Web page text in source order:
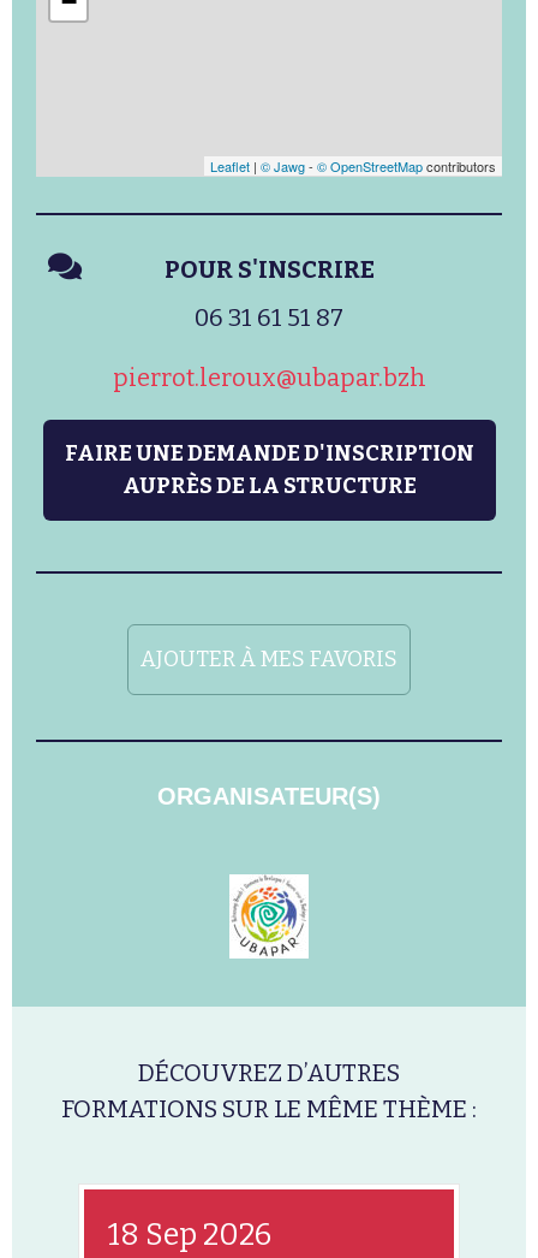
Leaflet | © Jawg- © OpenStreetMapcontributors
POUR S'INSCRIRE
06 31 61 51 87
pierrot.leroux@ubapar.bzh
FAIRE UNE DEMANDE D'INSCRIPTION
AUPRÈS DE LA STRUCTURE
AJOUTER À MES FAVORIS
ORGANISATEUR(S)
DÉCOUVREZ D’AUTRES
FORMATIONS SUR LE MÊME THÈME :
18 Sep 2026